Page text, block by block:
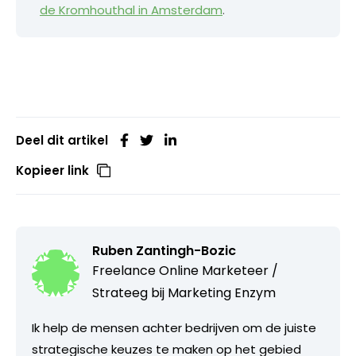
de Kromhouthal in Amsterdam.
Deel dit artikel
Kopieer link
Ruben Zantingh-Bozic
Freelance Online Marketeer /
Strateeg bij Marketing Enzym
Ik help de mensen achter bedrijven om de juiste
strategische keuzes te maken op het gebied